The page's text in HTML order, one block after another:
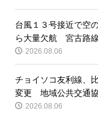
台風１３号接近で空
ら大量欠航 宮古路線
2026.08.06
チョイソコ友利線、
変更 地域公共交通協
2026.08.06